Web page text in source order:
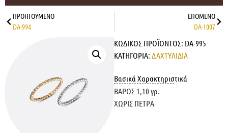
ΠΡΟΗΓΟΎΜΕΝΟ
DA-994
ΕΠΌΜΕΝΟ
DA-1007
ΚΩΔΙΚΌΣ ΠΡΟΪΌΝΤΟΣ: DA-995
ΚΑΤΗΓΟΡΊΑ: ΔΑΧΤΥΛΙΔΙΑ
Βασικά Χαρακτηριστικά
ΒΑΡΟΣ 1,10 γρ.
ΧΩΡΙΣ ΠΕΤΡΑ